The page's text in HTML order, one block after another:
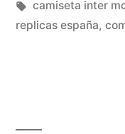
en
Etiquetas:
camiseta inter
replicas españa,